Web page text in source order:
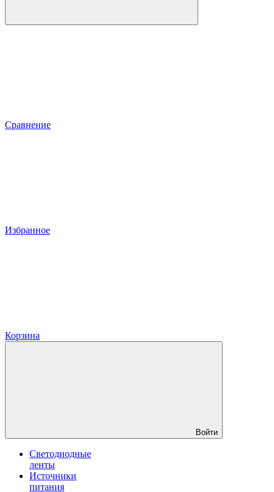
Сравнение
Избранное
Корзина
Войти
Светодиодные
ленты
Источники
питания